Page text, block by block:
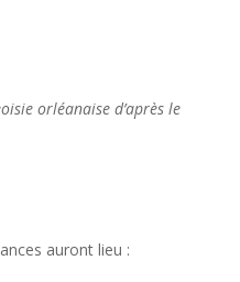
orléanaise d’après le
auront lieu :